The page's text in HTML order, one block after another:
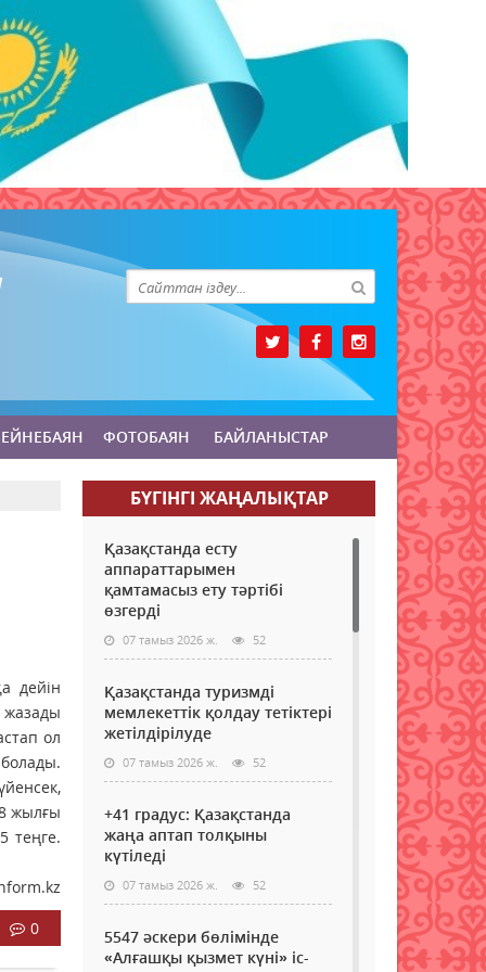
ФОТОБАЯН БАЙЛАНЫСТАР
дейін
жазады
ол
жылғы
теңге.
0
БҮГІНГI ЖАҢАЛЫҚТАР
Қазақстанда есту
аппараттарымен
қамтамасыз ету тәртібі
өзгерді
07 тамыз 2026 ж. 52
Қазақстанда туризмді
мемлекеттік қолдау тетіктері
жетілдірілуде
07 тамыз 2026 ж. 52
+41 градус: Қазақстанда
жаңа аптап толқыны
күтіледі
07 тамыз 2026 ж. 52
5547 әскери бөлімінде
«Алғашқы қызмет күні» іс-